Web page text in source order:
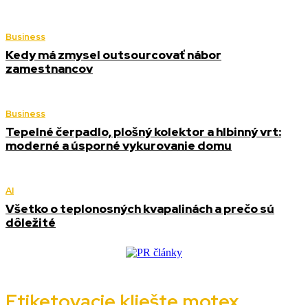
Business
Kedy má zmysel outsourcovať nábor
zamestnancov
Business
Tepelné čerpadlo, plošný kolektor a hlbinný vrt:
moderné a úsporné vykurovanie domu
AI
Všetko o teplonosných kvapalinách a prečo sú
dôležité